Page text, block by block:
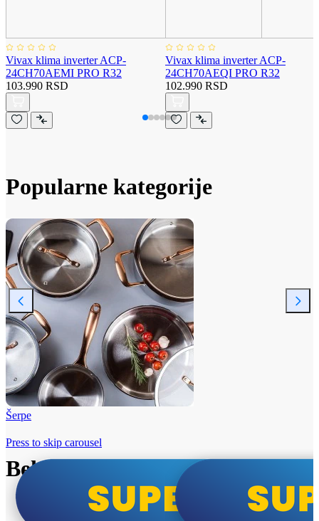
Vivax klima inverter ACP-
24CH70AEMI PRO R32
103.990 RSD
Vivax klima inverter ACP-
24CH70AEQI PRO R32
102.990 RSD
Popularne kategorije
Šerpe
Beko i Tesla super cene
Press to skip carousel